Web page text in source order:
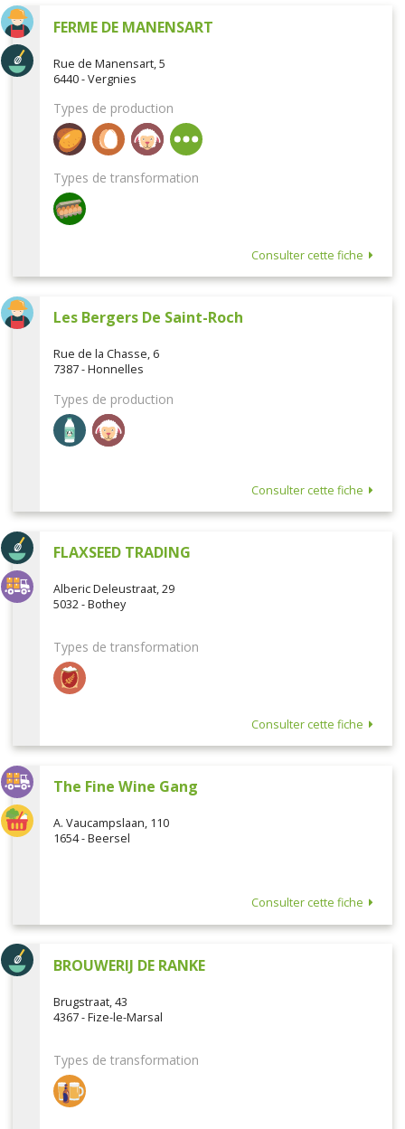
FERME DE MANENSART
Rue de Manensart, 5
6440 - Vergnies
Types de production
Types de transformation
Consulter cette fiche
Les Bergers De Saint-Roch
Rue de la Chasse, 6
7387 - Honnelles
Types de production
Consulter cette fiche
FLAXSEED TRADING
Alberic Deleustraat, 29
5032 - Bothey
Types de transformation
Consulter cette fiche
The Fine Wine Gang
A. Vaucampslaan, 110
1654 - Beersel
Consulter cette fiche
BROUWERIJ DE RANKE
Brugstraat, 43
4367 - Fize-le-Marsal
Types de transformation